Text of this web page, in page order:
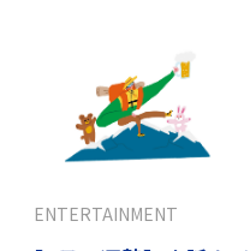
ENTERTAINMENT